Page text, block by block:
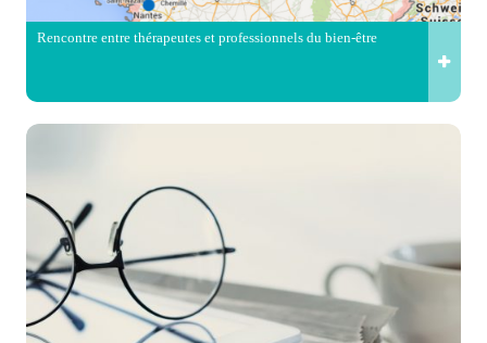
Rencontre entre thérapeutes et professionnels du bien-être